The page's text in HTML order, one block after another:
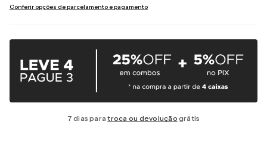
Conferir opções de parcelamento e pagamento
7 dias paratroca ou devolução grátis